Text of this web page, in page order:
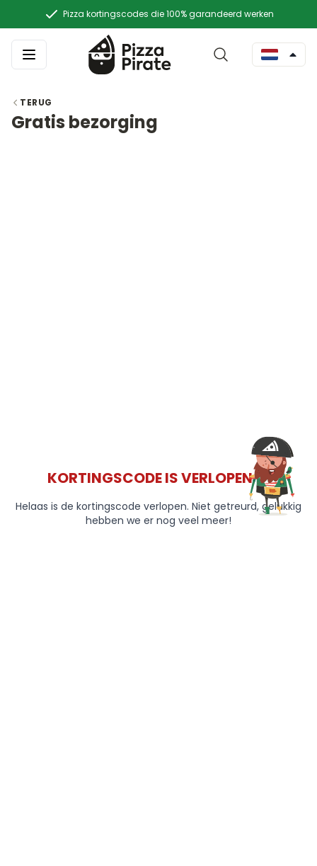
Pizza kortingscodes die 100% garandeerd werken
TERUG
Gratis bezorging
KORTINGSCODE IS VERLOPEN 😞
Helaas is de kortingscode verlopen. Niet getreurd, gelukkig
hebben we er nog veel meer!